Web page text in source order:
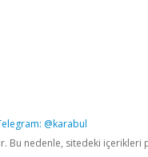
@karabul
Bu nedenle, sitedeki